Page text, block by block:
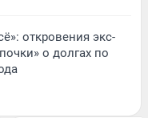
откровения экс-
о долгах по